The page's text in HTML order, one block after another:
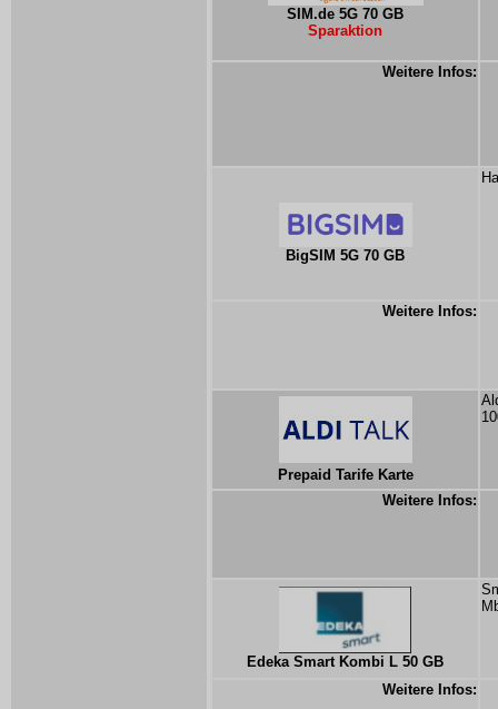
SIM.de 5G 70 GB
Sparaktion
Weitere Infos:
BigSIM 5G 70 GB
Weitere Infos:
Prepaid Tarife Karte
Weitere Infos:
Edeka Smart Kombi L 50 GB
Weitere Infos: